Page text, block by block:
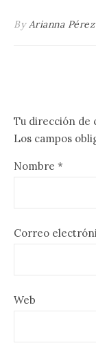
ByArianna Pérez
Tu dirección de
Los campos
Nombre *
Correo
Web